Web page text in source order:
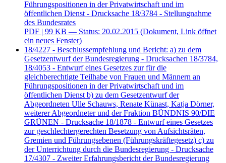
Führungspositionen in der Privatwirtschaft und im
öffentlichen Dienst - Drucksache 18/3784 - Stellungnahme
des Bundesrates
PDF | 99 KB — Status: 20.02.2015 (Dokument, Link öffnet
ein neues Fenster)
18/4227 - Beschlussempfehlung und Bericht: a) zu dem
Gesetzentwurf der Bundesregierung - Drucksachen 18/3784,
18/4053 - Entwurf eines Gesetzes zur für die
gleichberechtigte Teilhabe von Frauen und Männern an
Führungspositionen in der Privatwirtschaft und im
öffentlichen Dienst b) zu dem Gesetzentwurf der
Abgeordneten Ulle Schauws, Renate Künast, Katja Dörner,
weiterer Abgeordneter und der Fraktion BÜNDNIS 90/DIE
GRÜNEN - Drucksache 18/1878 - Entwurf eines Gesetzes
zur geschlechtergerechten Besetzung von Aufsichtsräten,
Gremien und Führungsebenen (Führungskräftegesetz) c) zu
der Unterrichtung durch die Bundesregierung - Drucksache
17/4307 - Zweiter Erfahrungsbericht der Bundesregierung